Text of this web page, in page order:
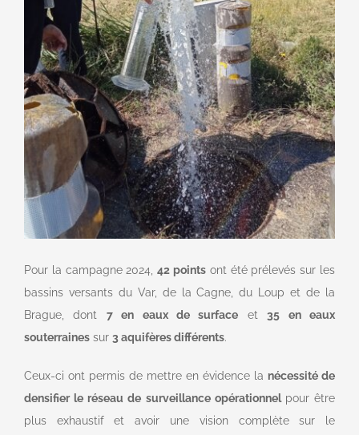
Pour la campagne 2024,42 points ont été prélevés sur les
bassins versants du Var, de la Cagne, du Loup et de la
Brague, dont 7 en eaux de surface et35 en eaux
souterrainessur 3 aquifères différents.
Ceux-ci ont permis de mettre en évidence la nécessité de
densifier le réseau de surveillance opérationnel pour être
plus exhaustif et avoir une vision complète sur le